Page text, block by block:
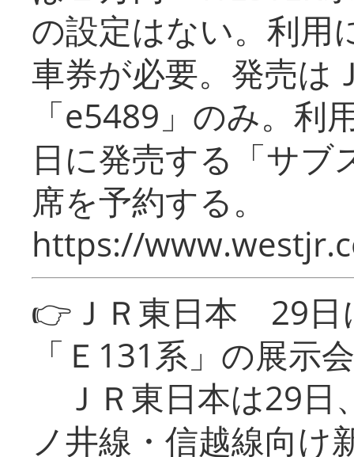
の設定はない。利用
車券が必要。発売は
「e5489」のみ。利
日に発売する「サブ
席を予約する。
https://
👉ＪＲ東日本 29日
「Ｅ131系」の展示会
ＪＲ東日本は29日
ノ井線・信越線向け